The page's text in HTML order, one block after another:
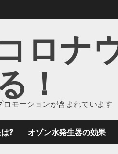
ロナ
！
ロモーションが含まれています
? オゾン水発生器の効果